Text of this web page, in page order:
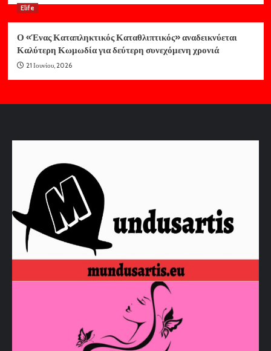
Elife
Ο «Ένας Καταπληκτικός Καταθλιπτικός» αναδεικνύεται
Καλύτερη Κωμωδία για δεύτερη συνεχόμενη χρονιά
21 Ιουνίου, 2026